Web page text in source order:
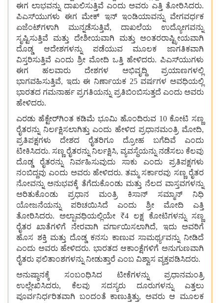
ಈಗ ಲಾಭವನ್ನು ದಾಖಲಿಸುತ್ತಿವೆ ಎಂದು ಅವರು ಎತ್ತಿ ತೋರಿಸಿದರು.
ಪಿಎಸ್‌ಯುಗಳು
ಈಗ ಮೇಕ್ ಇನ್ ಇಂಡಿಯಾವನ್ನು
ವೇಗವರ್ಧಕ
ಏಜೆಂಟ್‌ಗಳಾಗಿ
ಮುನ್ನಡೆಸುತ್ತಿವೆ, ದಾಖಲೆಯ
ಉದ್ಯೋಗವನ್ನು
ಸೃಷ್ಟಿಸುತ್ತಿವೆ
ಮತ್ತು ದೇಶೀಯವಾಗಿ ಮತ್ತು
ಅಂತರರಾಷ್ಟ್ರೀಯವಾಗಿ
ದೊಡ್ಡ
ಆದೇಶಗಳನ್ನು ಪಡೆಯುವ ಮೂಲಕ
ಜಾಗತಿಕವಾಗಿ
ವಿಸ್ತರಿಸುತ್ತಿವೆ ಎಂದು ಶ್ರೀ ಮೋದಿ ಒತ್ತಿ ಹೇಳಿದರು. ಪಿಎಸ್‌ಯುಗಳು
ಈಗ
ಹಲವಾರು ದೇಶಗಳ ಅಭಿವೃದ್ಧಿ
ಪ್ರಯಾಣಗಳಲ್ಲಿ
ಭಾಗವಹಿಸುತ್ತಿವೆ, ಇದು ಈ ನಿರ್ಣಾಯಕ 25 ವರ್ಷಗಳ ಅವಧಿಯಲ್ಲಿ
ಭಾರತದ ಗಮನಾರ್ಹ ಪ್ರಗತಿಯನ್ನು ಪ್ರತಿಬಿಂಬಿಸುತ್ತದೆ ಎಂದು ಅವರು
ಹೇಳಿದರು.
ಎರಡು ಹೆಕ್ಟೇರ್‌ಗಿಂತ ಕಡಿಮೆ ಭೂಮಿ ಹೊಂದಿರುವ 10 ಕೋಟಿ ಸಣ್ಣ
ರೈತರನ್ನು ನಿರ್ಲಕ್ಷಿಸಲಾಗಿತ್ತು ಎಂದು ಹೇಳಿದ ಪ್ರಧಾನಮಂತ್ರಿ ಮೋದಿ,
ಪ್ರತಿಪಕ್ಷಗಳು
ದೇಶದ ರೈತರಿಗೂ ದ್ರೋಹ ಬಗೆದಿವೆ
ಎಂದು
ಟೀಕಿಸಿದರು. ಸಣ್ಣ ರೈತರನ್ನು ನಿರ್ಲಕ್ಷಿಸಿ, ವ್ಯವಸ್ಥೆಯನ್ನು ನಡೆಸಲು ಕೆಲವು
ದೊಡ್ಡ
ರೈತರನ್ನು ನಿರ್ವಹಿಸುವುದು ಸಾಕು ಎಂದು
ಪ್ರತಿಪಕ್ಷಗಳು
ನಂಬಿದ್ದವು ಎಂದು ಅವರು ಹೇಳಿದರು. ತಮ್ಮ ಸರ್ಕಾರವು ಸಣ್ಣ ರೈತರ
ನೋವನ್ನು ಅನುಭವಕ್ಕೆ ತೆಗೆದುಕೊಂಡು ಮತ್ತು ನೆಲದ ವಾಸ್ತವಗಳನ್ನು
ಅರಿತುಕೊಂಡು
ಪ್ರಧಾನ ಮಂತ್ರಿ ಕಿಸಾನ್ ಸಮ್ಮಾನ್
ನಿಧಿ
ಯೋಜನೆಯನ್ನು
ಪರಿಚಯಿಸಿದೆ ಎಂದು ಶ್ರೀ ಮೋದಿ
ಎತ್ತಿ
ತೋರಿಸಿದರು. ಅಲ್ಪಾವಧಿಯಲ್ಲಿಯೇ ₹4 ಲಕ್ಷ
ಕೋಟಿಗಳನ್ನು ಸಣ್ಣ
ರೈತರ
ಖಾತೆಗಳಿಗೆ ನೇರವಾಗಿ ವರ್ಗಾಯಿಸಲಾಗಿದೆ, ಇದು
ಅವರಿಗೆ
ಹೊಸ ಶಕ್ತಿ ಮತ್ತು ದೊಡ್ಡ ಕನಸು ಕಾಣುವ ಸಾಮರ್ಥ್ಯವನ್ನು ನೀಡಿದೆ
ಎಂದು ಅವರು ಹೇಳಿದರು. ಭಾರತದ ಆಕಾಂಕ್ಷೆಗಳಿಗೆ ಅನುಗುಣವಾಗಿ
ರೈತರು ಫಲಿತಾಂಶಗಳನ್ನು ನೀಡುತ್ತಾರೆ ಎಂಬ ವಿಶ್ವಾಸ ವ್ಯಕ್ತಪಡಿಸಿದರು.
ಅನುಷ್ಠಾನಕ್ಕೆ
ಸಂಬಂಧಿಸಿದ ಟೀಕೆಗಳನ್ನು
ಪ್ರಧಾನಮಂತ್ರಿ
ಉಲ್ಲೇಖಿಸಿದರು, ಕೆಲವು
ಸದಸ್ಯರು ದೂರುಗಳನ್ನು
ಎತ್ತಲು
ಪೂರ್ವನಿರ್ಧರಿತವಾಗಿ ಬಂದಂತೆ ಕಾಣುತ್ತಿತ್ತು, ಅವರು ಆ ಮೂಲಕ